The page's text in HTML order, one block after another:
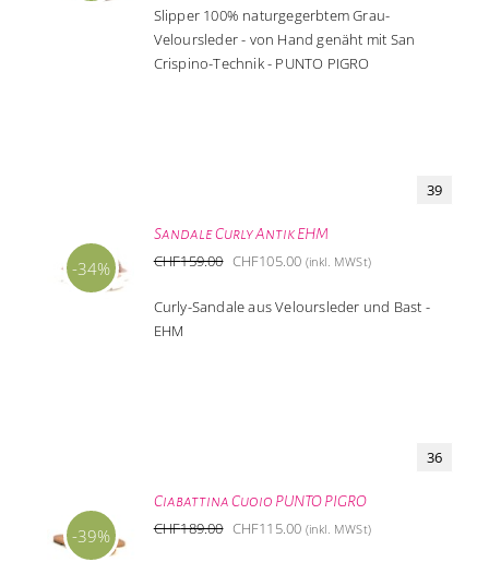
war:
CHF159.00
ist:
CHF105.00.
Slipper 100% naturgegerbtem Grau-
Veloursleder - von Hand genäht mit San
Crispino-Technik - PUNTO PIGRO
-34%
Sandale Curly Antik EHM
39
CHF159.00 Ursprünglicher
war:
CHF105.00Aktueller
ist:
(inkl. MWSt)
Curly-Sandale aus Veloursleder und Bast -
EHM
-39%
Ciabattina Cuoio PUNTO PIGRO
36
CHF189.00 Ursprünglicher
CHF115.00Aktueller
(inkl. MWSt)